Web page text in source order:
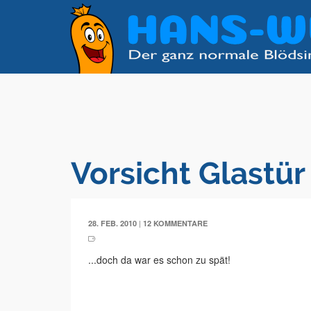
Vorsicht Glastür
28. FEB. 2010 | 12 KOMMENTARE
...doch da war es schon zu spät!